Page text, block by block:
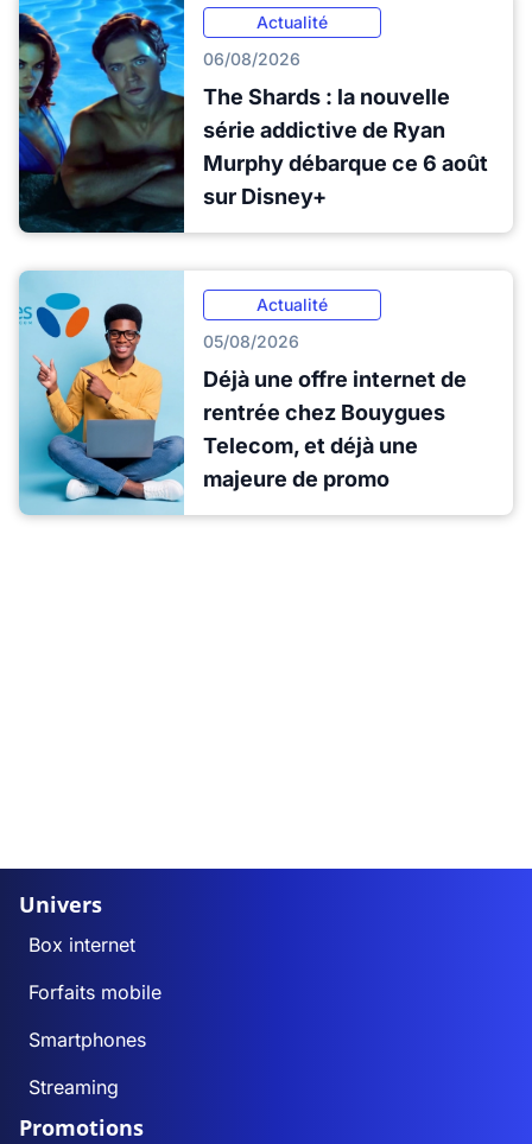
Actualité
06/08/2026
The Shards : la nouvelle
série addictive de Ryan
Murphy débarque ce 6 août
sur Disney+
Actualité
05/08/2026
Déjà une offre internet de
rentrée chez Bouygues
Telecom, et déjà une
majeure de promo
Univers
Box internet
Forfaits mobile
Smartphones
Streaming
Promotions